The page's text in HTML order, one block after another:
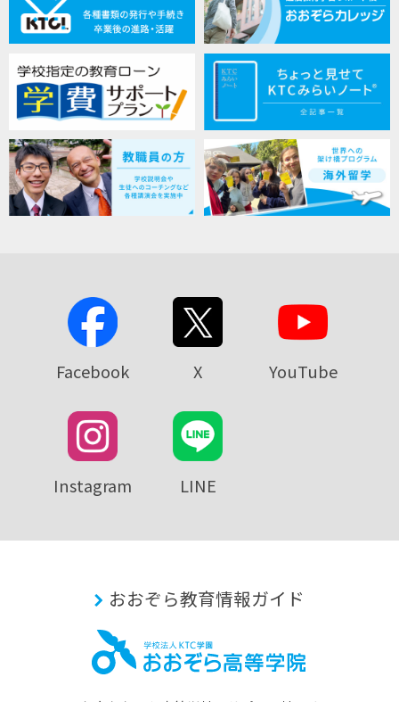
Facebook X YouTube
Instagram LINE
おおぞら教育情報ガイド